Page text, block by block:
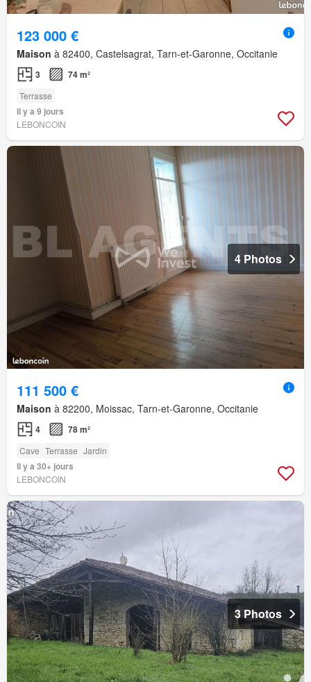
123 000 €
Maison à 82400, Castelsagrat, Tarn-et-Garonne, Occitanie
3 74 m²
Terrasse
Il y a 9 jours
LEBONCOIN
4 Photos
111 500 €
Maison à 82200, Moissac, Tarn-et-Garonne, Occitanie
4 78 m²
Cave Terrasse Jardin
Il y a 30+ jours
LEBONCOIN
3 Photos